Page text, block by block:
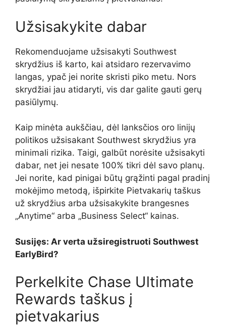
Užsisakykite dabar
Rekomenduojame užsisakyti Southwest
skrydžius iš karto, kai atsidaro rezervavimo
langas, ypač jei norite skristi piko metu. Nors
skrydžiai jau atidaryti, vis dar galite gauti gerų
pasiūlymų.
Kaip minėta aukščiau, dėl lanksčios oro linijų
politikos užsisakant Southwest skrydžius yra
minimali rizika. Taigi, galbūt norėsite užsisakyti
dabar, net jei nesate 100% tikri dėl savo planų.
Jei norite, kad pinigai būtų grąžinti pagal pradinį
mokėjimo metodą, išpirkite Pietvakarių taškus
už skrydžius arba užsisakykite brangesnes
„Anytime“ arba „Business Select“ kainas.
Susijęs: Ar verta užsiregistruoti Southwest
EarlyBird?
Perkelkite Chase Ultimate
Rewards taškus į
pietvakarius